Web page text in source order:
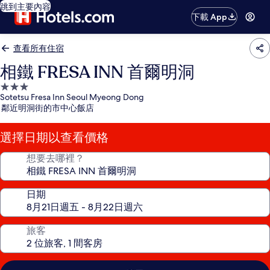
跳到主要內容
下載 App
查看所有住宿
相鐵 FRESA INN 首爾明洞
3.0
星
級
住
宿
Sotetsu Fresa Inn Seoul Myeong Dong
鄰近明洞街的市中心飯店
選擇日期以查看價格
想要去哪裡？
日期
旅客